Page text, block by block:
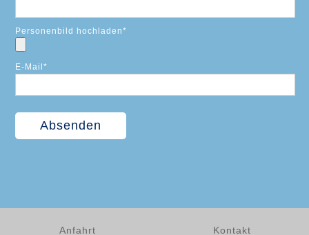
Personenbild hochladen*
E-Mail*
Anfahrt Kontakt